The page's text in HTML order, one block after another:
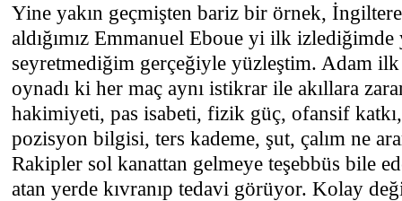
Yine yakın geçmişten bariz bir örnek,
aldığımız Emmanuel Eboue yi ilk izlediğimde
seyretmediğim gerçeğiyle yüzleştim. Adam
oynadı ki her maç aynı istikrar ile akıllara
hakimiyeti, pas isabeti, fizik güç, ofansif
pozisyon bilgisi, ters kademe, şut, çalım ne
Rakipler sol kanattan gelmeye teşebbüs bile
atan yerde kıvranıp tedavi görüyor. Kolay